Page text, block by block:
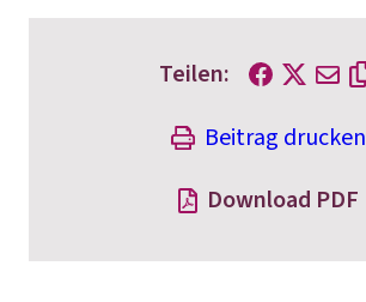
Teilen:
Beitrag drucken
Download PDF